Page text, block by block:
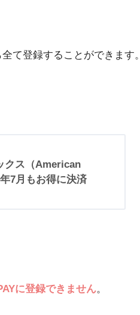
全て登録することができます。
クス（American
7月もお得に決済
に登録できません。